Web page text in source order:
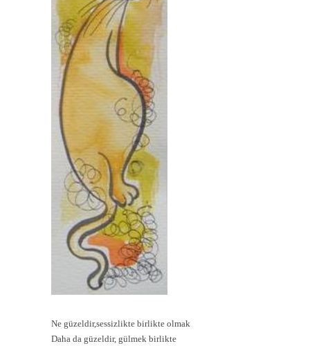
Ne güzeldir,sessizlikte birlikte olmak
Daha da güzeldir, gülmek birlikte